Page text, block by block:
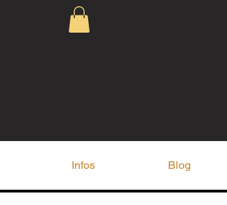
Infos Blog